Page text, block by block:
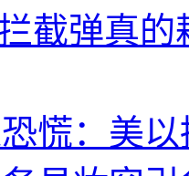
截弹真
慌：美